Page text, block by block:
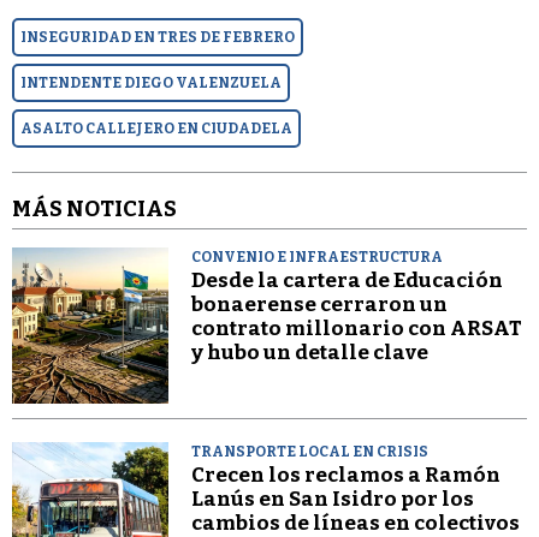
INSEGURIDAD EN TRES DE FEBRERO
INTENDENTE DIEGO VALENZUELA
ASALTO CALLEJERO EN CIUDADELA
MÁS NOTICIAS
CONVENIO E INFRAESTRUCTURA
Desde la cartera de Educación
bonaerense cerraron un
contrato millonario con ARSAT
y hubo un detalle clave
TRANSPORTE LOCAL EN CRISIS
Crecen los reclamos a Ramón
Lanús en San Isidro por los
cambios de líneas en colectivos